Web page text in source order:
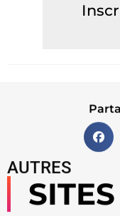
AUTRES
SITES